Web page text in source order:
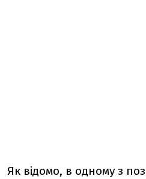
Як відомо, в одному з